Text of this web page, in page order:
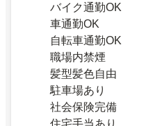
バイク通勤OK
車通勤OK
自転車通勤OK
職場内禁煙
髪型髪色自由
駐車場あり
社会保険完備
住宅手当あり